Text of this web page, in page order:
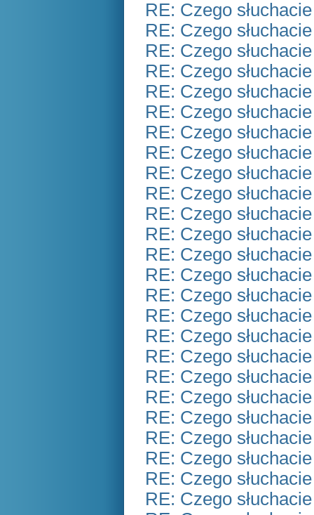
RE: Czego
RE: Czego
RE: Czego
RE: Czego
RE: Czego
RE: Czego
RE: Czego
RE: Czego
RE: Czego
RE: Czego
RE: Czego
RE: Czego
RE: Czego
RE: Czego
RE: Czego
RE: Czego
RE: Czego
RE: Czego
RE: Czego
RE: Czego
RE: Czego
RE: Czego
RE: Czego
RE: Czego
RE: Czego